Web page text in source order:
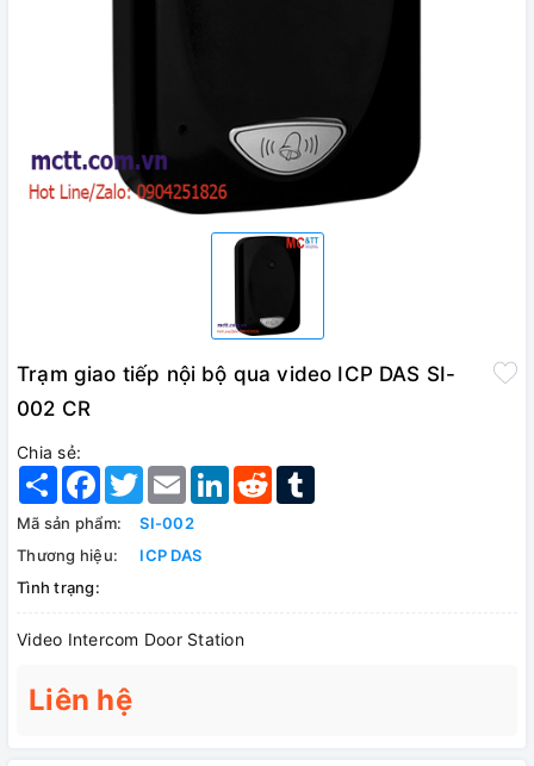
Trạm giao tiếp nội bộ qua video ICP DAS SI-
002 CR
Chia sẻ:
Share Facebook
TwitterEmail LinkedInReddit
Mã sản phẩm:
SI-002
Thương hiệu:
ICP DAS
Tình trạng:
Video Intercom Door Station
Liên hệ